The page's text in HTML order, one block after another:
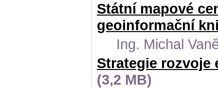
Státní mapové
geoinformační
Ing. Michal
Strategie rozvoje
(3,2 MB)